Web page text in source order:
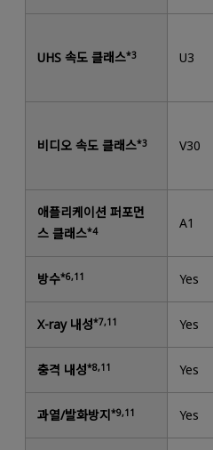
UHS 속도 클래스*3 U3
비디오 속도 클래스*3 V30
애플리케이션 퍼포먼
스 클래스*4 A1
방수*6,11 Yes
X-ray 내성*7,11 Yes
충격 내성*8,11 Yes
과열/발화방지*9,11 Yes